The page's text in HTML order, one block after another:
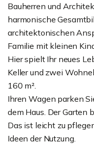
Bauherren und
harmonische
architektonischen
Familie mit kleinen
Hier spielt Ihr neues
Keller und zwei
160 m².
Ihren Wagen parken
dem Haus. Der Garten
Das ist leicht zu
Ideen der Nutzung.